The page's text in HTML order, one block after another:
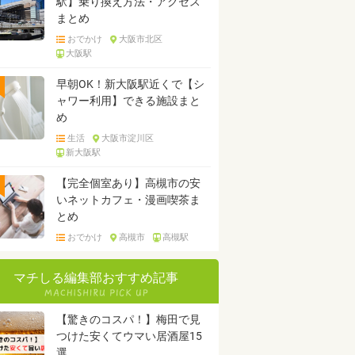
まとめ
おでかけ
大阪市北区
大阪駅
早朝OK！新大阪駅近くで【シ
ャワー利用】できる施設まと
め
生活
大阪市淀川区
新大阪駅
【完全個室あり】高槻市の安
いネットカフェ・漫画喫茶ま
とめ
おでかけ 高槻市 高槻駅
マチしる編集部おすすめ記事
【驚きのコスパ！】梅田で見
つけた安くてウマい居酒屋15